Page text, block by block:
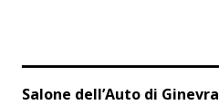
Salone dell’Auto di Ginevra